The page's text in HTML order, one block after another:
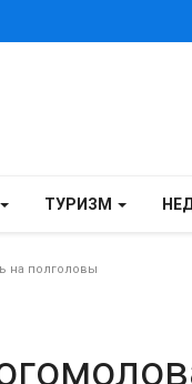
ТУРИЗМ
на полголовы